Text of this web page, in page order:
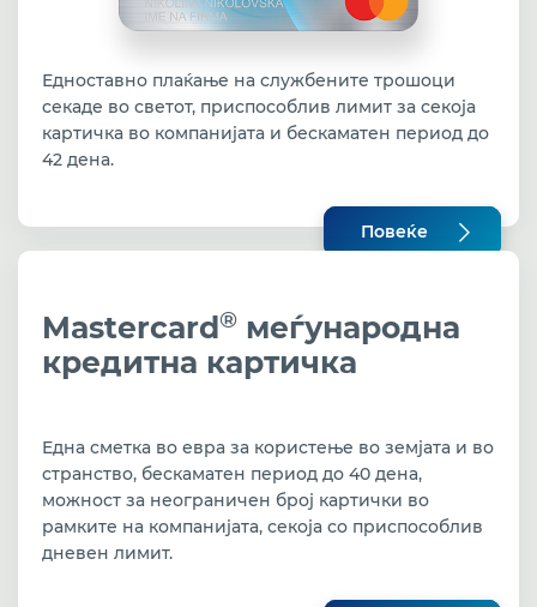
Едноставно плаќање на службените трошоци
секаде во светот, приспособлив лимит за секоја
картичка во компанијата и бескаматен период до
42 дена.
Повеќе
Mastercard® меѓународна
кредитна картичка
Eдна сметка во евра за користење во земјата и во
странство, бескаматен период до 40 дена,
можност за неограничен број картички во
рамките на компанијата, секоја со приспособлив
дневен лимит.